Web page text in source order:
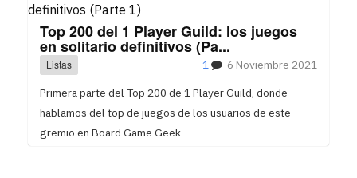
Top 200 del 1 Player Guild: los juegos
en solitario definitivos (Pa...
Listas 6 Noviembre 2021
1
Primera parte del Top 200 de 1 Player Guild, donde
hablamos del top de juegos de los usuarios de este
gremio en Board Game Geek